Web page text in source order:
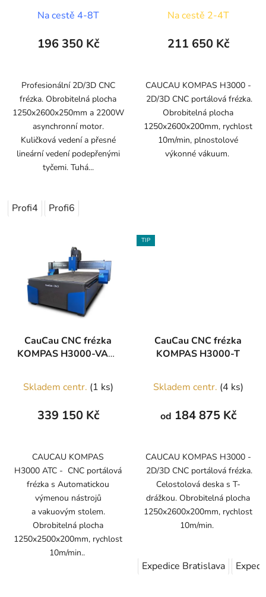
Na cestě 4-8T
196 350 Kč
Profesionální 2D/3D CNC
frézka. Obrobitelná plocha
1250x2600x250mm a 2200W
asynchronní motor.
Kuličková vedení a přesné
lineární vedení podepřenými
tyčemi. Tuhá...
Profi4 Profi6
Na cestě 2-4T
211 650 Kč
CAUCAU KOMPAS H3000 -
2D/3D CNC portálová frézka.
Obrobitelná plocha
1250x2600x200mm, rychlost
10m/min, plnostolové
výkonné vákuum.
CauCau CNC frézka
KOMPAS H3000-VAC-
Skladem centr. (1 ks)
339 150 Kč
CAUCAU KOMPAS
H3000 ATC - CNC portálová
frézka s Automatickou
výmenou nástrojů
a vakuovým stolem.
Obrobitelná plocha
1250x2500x200mm, rychlost
10m/min..
TIP
CauCau CNC frézka
KOMPAS H3000-T
Skladem centr. (4 ks)
od 184 875 Kč
CAUCAU KOMPAS H3000 -
2D/3D CNC portálová frézka.
Celostolová deska s T-
drážkou. Obrobitelná plocha
1250x2600x200mm, rychlost
10m/min.
Expedice Bratislava